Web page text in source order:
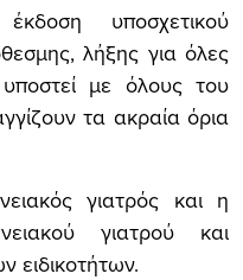
υποσχετικού
λήξης για όλες
με όλους του
τα ακραία όρια
γιατρός και η
γιατρού και
ειδικοτήτων.